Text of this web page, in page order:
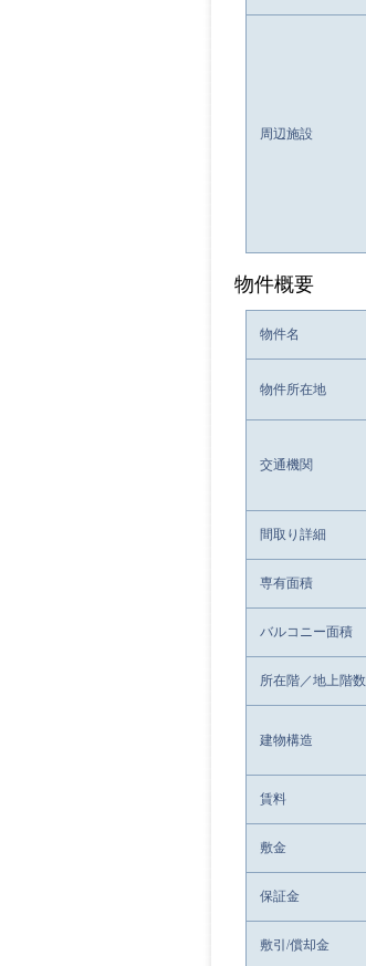
周辺施設
物件概要
物件名
物件所在地
交通機関
間取り詳細
専有面積
バルコニー面積
所在階／地上階数
建物構造
賃料
敷金
保証金
敷引/償却金